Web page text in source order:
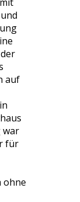
auf
war
für
ohne